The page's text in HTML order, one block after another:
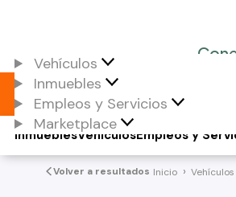
Vehículos
Inmuebles
Empleos y Servicios
Marketplace
Vehículos
Inmuebles Empleos y
Volver a resultados Inicio Vehículos